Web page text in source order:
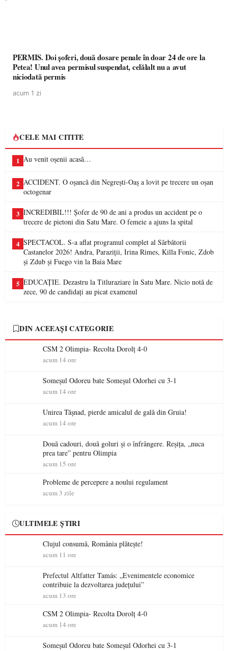
PERMIS. Doi șoferi, două dosare penale în doar 24 de ore la
Petea! Unul avea permisul suspendat, celălalt nu a avut
niciodată permis
acum 1 zi
CELE MAI CITITE
1 Au venit oșenii acasă…
2 ACCIDENT. O oșancă din Negrești-Oaș a lovit pe trecere un oșan
octogenar
3 INCREDIBIL!!! Șofer de 90 de ani a produs un accident pe o
trecere de pietoni din Satu Mare. O femeie a ajuns la spital
4 SPECTACOL. S-a aflat programul complet al Sărbătorii
Castanelor 2026! Andra, Paraziții, Irina Rimes, Killa Fonic, Zdob
și Zdub și Fuego vin la Baia Mare
5 EDUCAȚIE. Dezastru la Titluraziare în Satu Mare. Nicio notă de
zece, 90 de candidați au picat examenul
DIN ACEEAȘI CATEGORIE
CSM 2 Olimpia- Recolta Dorolț 4-0
acum 14 ore
Someșul Odoreu bate Someșul Odorhei cu 3-1
acum 14 ore
Unirea Tășnad, pierde amicalul de gală din Gruia!
acum 14 ore
Două cadouri, două goluri și o înfrângere. Reșița, „nuca
prea tare” pentru Olimpia
acum 15 ore
Probleme de percepere a noului regulament
acum 3 zile
ULTIMELE ȘTIRI
Clujul consumă, România plătește!
acum 11 ore
Prefectul Altfatter Tamás: „Evenimentele economice
contribuie la dezvoltarea județului”
acum 13 ore
CSM 2 Olimpia- Recolta Dorolț 4-0
acum 14 ore
Someșul Odoreu bate Someșul Odorhei cu 3-1